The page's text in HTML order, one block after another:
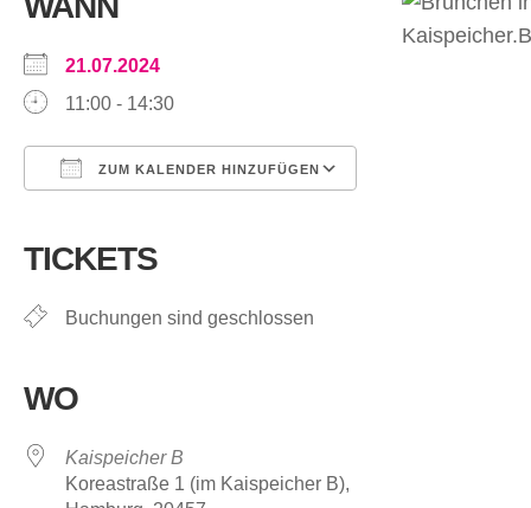
21.07.2024
11:00 - 14:30
ZUM KALENDER HINZUFÜGEN
TICKETS
Buchungen sind geschlossen
WO
Kaispeicher B
Koreastraße 1 (im Kaispeicher B),